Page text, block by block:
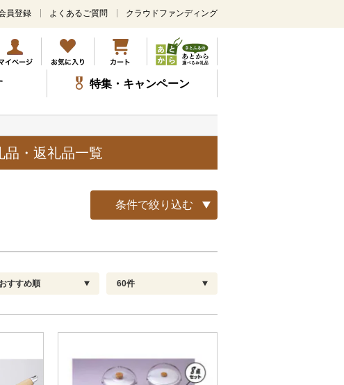
メ
ン
コ
ン
テ
ツ
キ
ッ
員登録 よくあるご質問 クラウドファンディング
特集・キャンペーン
品・返礼品一覧
条件で絞り込む
解除 配送指定 解除
お届け日時指定可
お届け時間帯指定可
おすすめ順
着順
60件
60
120